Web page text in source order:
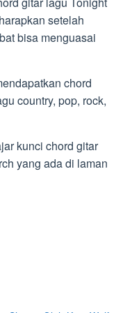
setelah
bisa menguasai
chord
country, pop, rock,
kunci chord gitar
yang ada di laman